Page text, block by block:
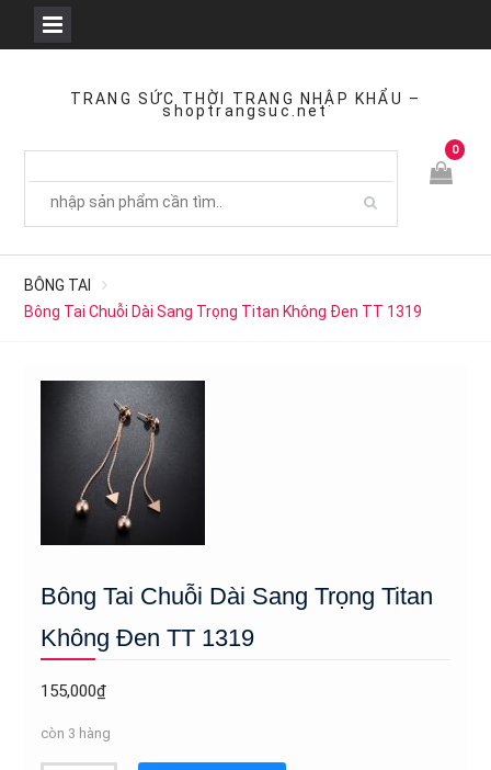
TRANG SỨC THỜI TRANG NHẬP KHẨU –
shoptrangsuc.net
0
BÔNG TAI
Bông Tai Chuỗi Dài Sang Trọng Titan Không Đen TT 1319
Bông Tai Chuỗi Dài Sang Trọng Titan
Không Đen TT 1319
155,000₫
còn 3 hàng